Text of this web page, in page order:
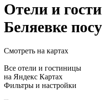
Отели и
Беляевке
Смотреть на картах
Все отели и гостиницы
на Яндекс Картах
Фильтры и настройки